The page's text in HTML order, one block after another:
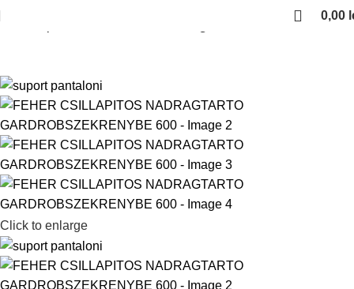
0,00
Click to enlarge